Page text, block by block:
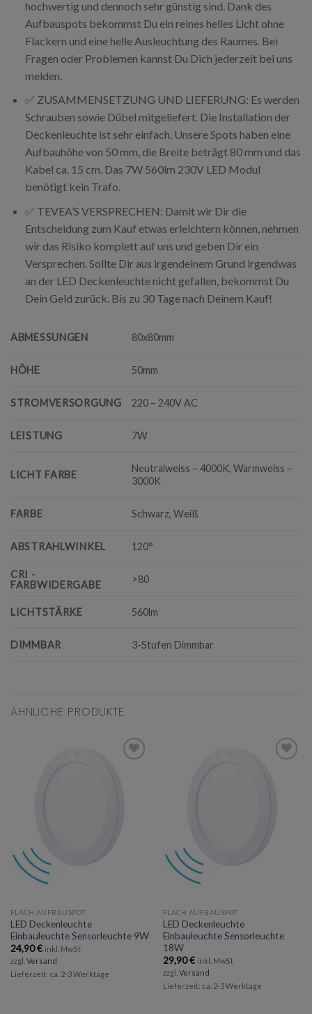
hochwertig und dennoch sehr günstig sind. Dank des
Aufbauspots bekommst Du ein reines helles Licht ohne
Flackern und eine helle Ausleuchtung des Raumes. Bei
Fragen oder Problemen kannst Du Dich jederzeit bei uns
melden.
✅ ZUSAMMENSETZUNG UND LIEFERUNG: Es werden
Schrauben sowie Dübel mitgeliefert. Die Installation der
Deckenleuchte ist sehr einfach. Unsere Spots haben eine
Aufbauhöhe von 50 mm, die Breite beträgt 80 mm und das
Kabel ca. 15 cm. Das 7W 560lm 230V LED Modul
benötigt kein Trafo.
✅ TEVEA’S VERSPRECHEN: Damit wir Dir die
Entscheidung zum Kauf etwas erleichtern können, nehmen
wir das Risiko komplett auf uns und geben Dir ein
Versprechen. Sollte Dir aus irgendeinem Grund irgendwas
an der LED Deckenleuchte nicht gefallen, bekommst Du
Dein Geld zurück. Bis zu 30 Tage nach Deinem Kauf!
ABMESSUNGEN 80x80mm
HÖHE 50mm
STROMVERSORGUNG 220 – 240V AC
LEISTUNG 7W
LICHT FARBE
Neutralweiss – 4000K, Warmweiss –
3000K
FARBE Schwarz, Weiß
ABSTRAHLWINKEL 120°
CRI -
FARBWIDERGABE
>80
LICHTSTÄRKE 560lm
DIMMBAR 3-Stufen Dimmbar
ÄHNLICHE PRODUKTE
FLACH AUFBAUSPOT
LED Deckenleuchte
Einbauleuchte Sensorleuchte 9W
24,90€ inkl. MwSt
zzgl. Versand
Lieferzeit: ca. 2-3 Werktage
FLACH AUFBAUSPOT
LED Deckenleuchte
Einbauleuchte Sensorleuchte
18W
29,90€ inkl. MwSt
zzgl. Versand
Lieferzeit: ca. 2-3 Werktage